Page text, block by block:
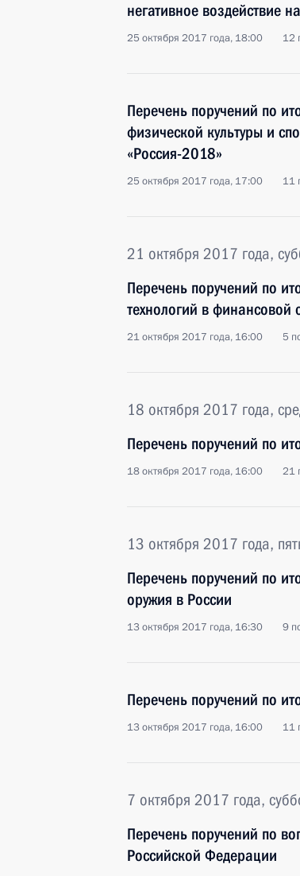
негативное воздействие
25 октября 2017 года, 18:00 12
Перечень поручений по
физической культуры и
«Россия-2018»
25 октября 2017 года, 17:00 11
21 октября 2017 года,
Перечень поручений по
технологий в финансовой
21 октября 2017 года, 16:00 5
18 октября 2017 года,
Перечень поручений по
18 октября 2017 года, 16:00 21
13 октября 2017 года,
Перечень поручений по
оружия в России
13 октября 2017 года, 16:30 9
Перечень поручений по
13 октября 2017 года, 16:00 11
7 октября 2017 года,
Перечень поручений по
Российской Федерации